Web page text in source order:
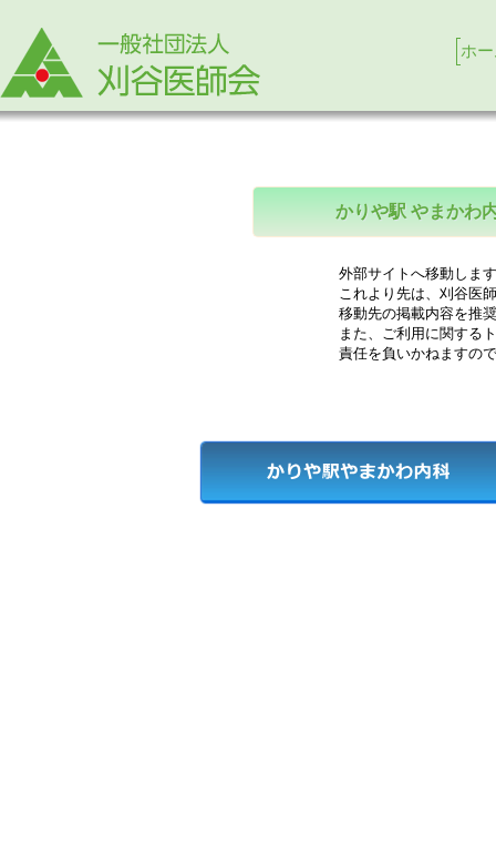
ホ
かりや駅 やまかわ
外部サイトへ移動しま
これより先は、刈谷医
移動先の掲載内容を推
また、ご利用に関する
責任を負いかねますの